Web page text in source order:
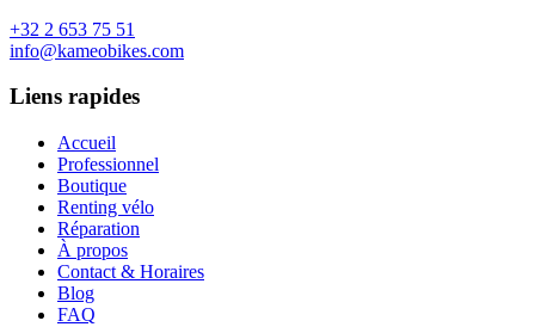
+32 2 653 75 51
info@kameobikes.com
Liens rapides
Accueil
Professionnel
Boutique
Renting vélo
Réparation
À propos
Contact & Horaires
Blog
FAQ